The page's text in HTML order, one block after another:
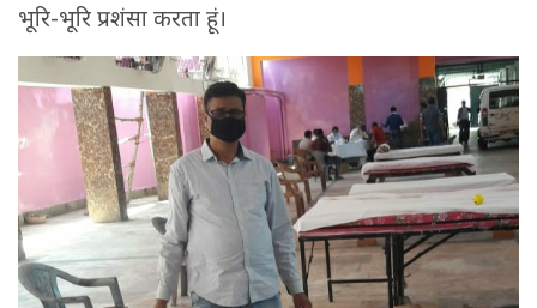
भूरि-भूरि प्रशंसा करता हूं।